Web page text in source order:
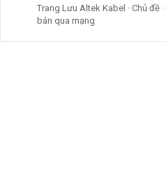
Trang Lưu Altek Kabel
Chủ đề
bán qua mạng